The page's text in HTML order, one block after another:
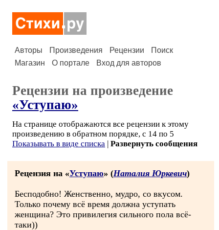
Авторы Произведения Рецензии
Поиск
Магазин
О портале Вход для авторов
Рецензии на произведение
«Уступаю»
На странице отображаются все рецензии к этому
произведению в обратном порядке, с 14 по 5
Показывать в виде списка | Развернуть сообщения
Рецензия на «Уступаю» (Наталия Юркевич)
Бесподобно! Женственно, мудро, со вкусом.
Только почему всё время должна уступать
женщина? Это привилегия сильного пола всё-
таки))